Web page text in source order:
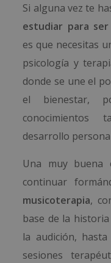
Si alguna vez te
estudiar para
es que necesitas
psicología y
donde se une el
el bienestar,
conocimientos
desarrollo
Una muy buena
continuar
musicoterapia,
base de la
la audición,
sesiones